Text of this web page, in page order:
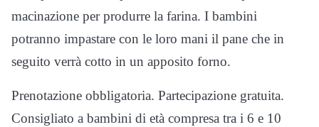
macinazione per produrre la farina. I bambini
potranno impastare con le loro mani il pane che in
seguito verrà cotto in un apposito forno.
Prenotazione obbligatoria. Partecipazione gratuita.
Consigliato a bambini di età compresa tra i 6 e 10